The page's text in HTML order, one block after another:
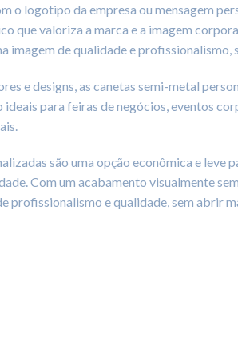
o logotipo da empresa ou mensagem
que valoriza a marca e a imagem
imagem de qualidade e profissionalismo,
e designs, as canetas semi-metal
ideais para feiras de negócios, eventos
são uma opção econômica e leve
Com um acabamento visualmente
profissionalismo e qualidade, sem abrir